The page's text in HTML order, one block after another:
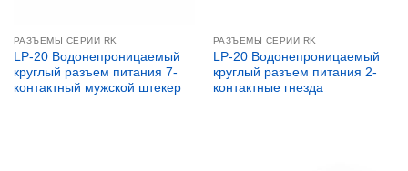
РАЗЪЕМЫ СЕРИИ RK
LP-20 Водонепроницаемый
круглый разъем питания 7-
контактный мужской штекер
РАЗЪЕМЫ СЕРИИ RK
LP-20 Водонепроницаемый
круглый разъем питания 2-
контактные гнезда